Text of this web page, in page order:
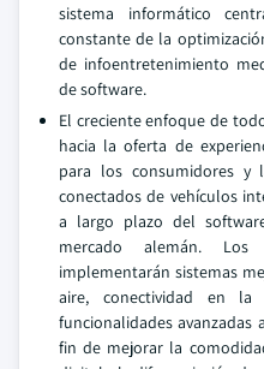
sistema informático
constante de la
de infoentretenimiento
de software.
El creciente enfoque de
hacia la oferta de
para los consumidores y
conectados de vehículos
a largo plazo del
mercado alemán. Los
implementarán sistemas
aire, conectividad en
funcionalidades
fin de mejorar la